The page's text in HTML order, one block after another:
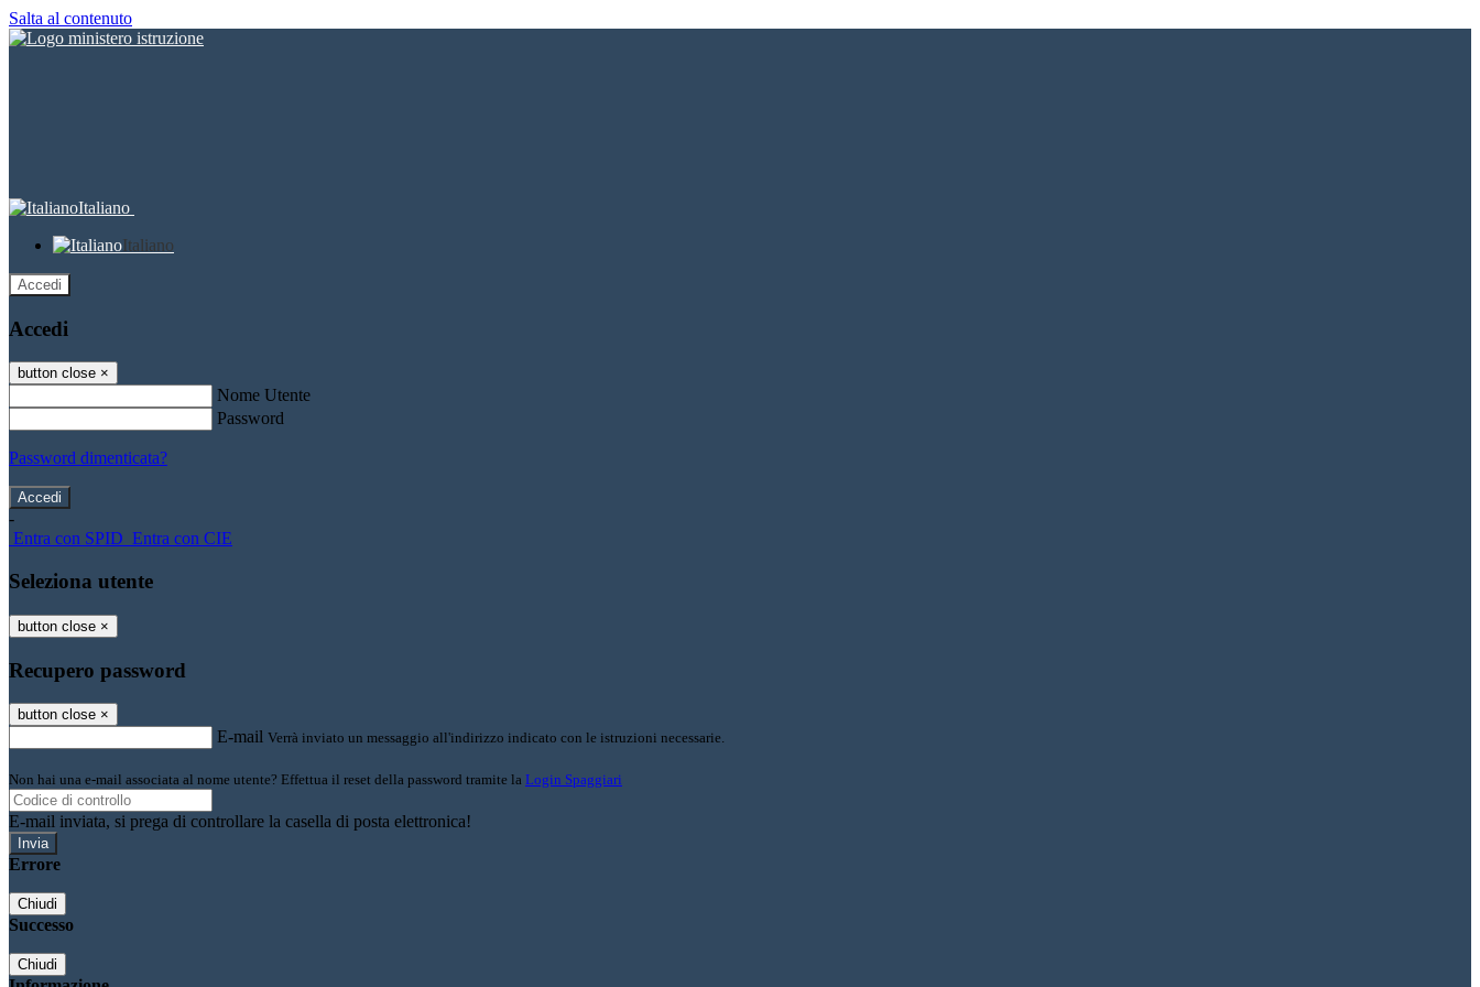
Salta al contenuto
Italiano
Italiano
Accedi
Accedi
button close ×
Nome Utente
Password
Password dimenticata?
-
Entra con SPID Entra con CIE
Seleziona utente
button close ×
Recupero password
button close ×
E-mail Verrà inviato un messaggio all'indirizzo indicato con le istruzioni necessarie.
Non hai una e-mail associata al nome utente? Effettua il reset della password tramite la Login Spaggiari
E-mail inviata, si prega di controllare la casella di posta elettronica!
Errore
Chiudi
Successo
Chiudi